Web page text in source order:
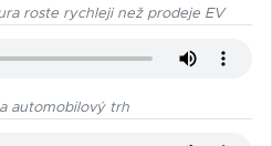
roste rychleji než prodeje EV
automobilový trh